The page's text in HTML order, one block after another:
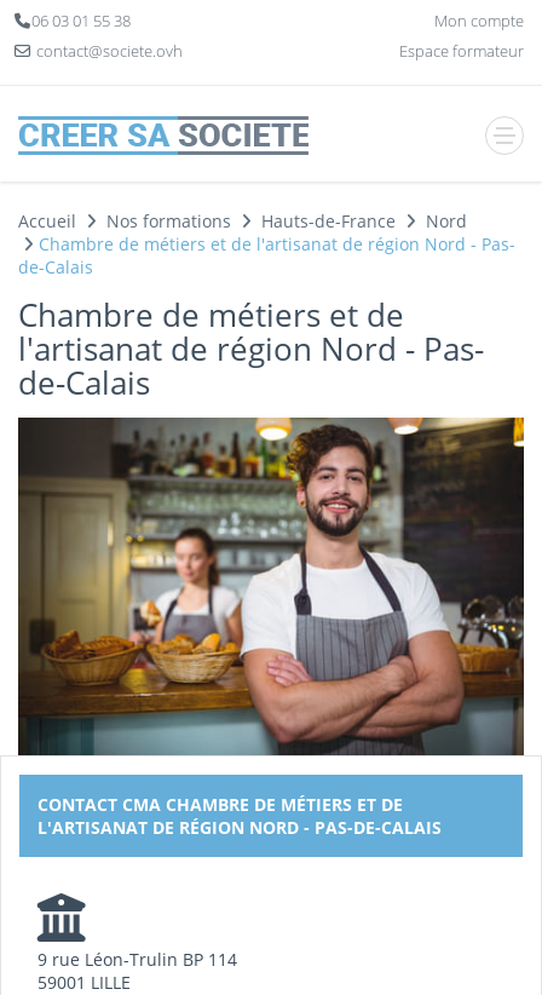
06 03 01 55 38
contact@societe.ovh
Mon compte
Espace formateur
Accueil Nos formations Hauts-de-France
Nord
Chambre de métiers et de l'artisanat de région Nord - Pas-
de-Calais
Chambre de métiers et de
l'artisanat de région Nord - Pas-
de-Calais
CONTACT CMA CHAMBRE DE MÉTIERS ET DE
L'ARTISANAT DE RÉGION NORD - PAS-DE-CALAIS
9 rue Léon-Trulin BP 114
59001 LILLE
Panneau de gestion des cookies